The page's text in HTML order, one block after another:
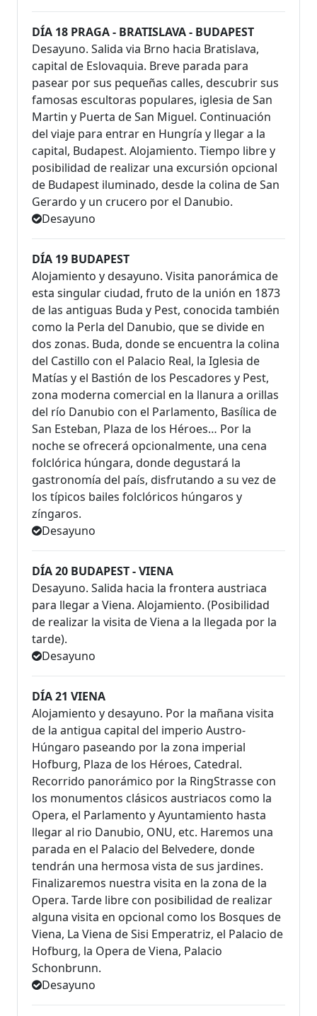
DÍA 18 PRAGA - BRATISLAVA - BUDAPEST
Desayuno. Salida via Brno hacia Bratislava,
capital de Eslovaquia. Breve parada para
pasear por sus pequeñas calles, descubrir sus
famosas escultoras populares, iglesia de San
Martin y Puerta de San Miguel. Continuación
del viaje para entrar en Hungría y llegar a la
capital, Budapest. Alojamiento. Tiempo libre y
posibilidad de realizar una excursión opcional
de Budapest iluminado, desde la colina de San
Gerardo y un crucero por el Danubio.
Desayuno
DÍA 19 BUDAPEST
Alojamiento y desayuno. Visita panorámica de
esta singular ciudad, fruto de la unión en 1873
de las antiguas Buda y Pest, conocida también
como la Perla del Danubio, que se divide en
dos zonas. Buda, donde se encuentra la colina
del Castillo con el Palacio Real, la Iglesia de
Matías y el Bastión de los Pescadores y Pest,
zona moderna comercial en la llanura a orillas
del río Danubio con el Parlamento, Basílica de
San Esteban, Plaza de los Héroes… Por la
noche se ofrecerá opcionalmente, una cena
folclórica húngara, donde degustará la
gastronomía del país, disfrutando a su vez de
los típicos bailes folclóricos húngaros y
zíngaros.
Desayuno
DÍA 20 BUDAPEST - VIENA
Desayuno. Salida hacia la frontera austriaca
para llegar a Viena. Alojamiento. (Posibilidad
de realizar la visita de Viena a la llegada por la
tarde).
Desayuno
DÍA 21 VIENA
Alojamiento y desayuno. Por la mañana visita
de la antigua capital del imperio Austro-
Húngaro paseando por la zona imperial
Hofburg, Plaza de los Héroes, Catedral.
Recorrido panorámico por la RingStrasse con
los monumentos clásicos austriacos como la
Opera, el Parlamento y Ayuntamiento hasta
llegar al rio Danubio, ONU, etc. Haremos una
parada en el Palacio del Belvedere, donde
tendrán una hermosa vista de sus jardines.
Finalizaremos nuestra visita en la zona de la
Opera. Tarde libre con posibilidad de realizar
alguna visita en opcional como los Bosques de
Viena, La Viena de Sisi Emperatriz, el Palacio de
Hofburg, la Opera de Viena, Palacio
Schonbrunn.
Desayuno